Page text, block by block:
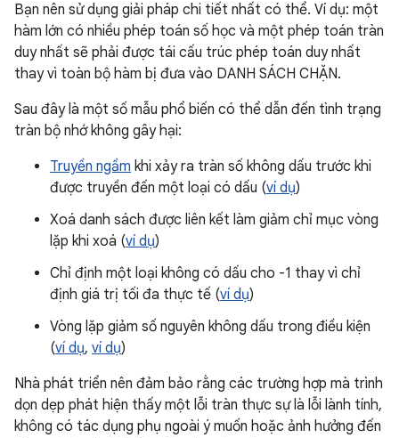
Bạn nên sử dụng giải pháp chi tiết nhất có thể. Ví dụ: một
hàm lớn có nhiều phép toán số học và một phép toán tràn
duy nhất sẽ phải được tái cấu trúc phép toán duy nhất
thay vì toàn bộ hàm bị đưa vào DANH SÁCH CHẶN.
Sau đây là một số mẫu phổ biến có thể dẫn đến tình trạng
tràn bộ nhớ không gây hại:
Truyền ngầm khi xảy ra tràn số không dấu trước khi
được truyền đến một loại có dấu (ví dụ)
Xoá danh sách được liên kết làm giảm chỉ mục vòng
lặp khi xoá (ví dụ)
Chỉ định một loại không có dấu cho -1 thay vì chỉ
định giá trị tối đa thực tế (ví dụ)
Vòng lặp giảm số nguyên không dấu trong điều kiện
(ví dụ, ví dụ)
Nhà phát triển nên đảm bảo rằng các trường hợp mà trình
dọn dẹp phát hiện thấy một lỗi tràn thực sự là lỗi lành tính,
không có tác dụng phụ ngoài ý muốn hoặc ảnh hưởng đến